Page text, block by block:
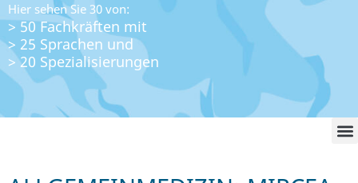
Hier sehen Sie 30 von:
> 50 Fachkräften mit
> 25 Sprachen und
> 20 Spezialisierungen